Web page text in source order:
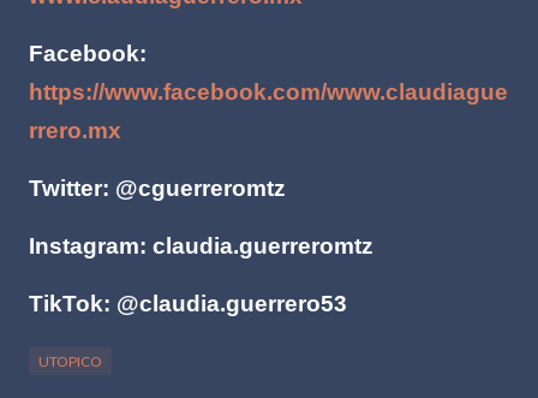
Facebook:
https://www.facebook.com/www.claudiague
rrero.mx
Twitter: @cguerreromtz
Instagram: claudia.guerreromtz
TikTok: @claudia.guerrero53
UTOPICO